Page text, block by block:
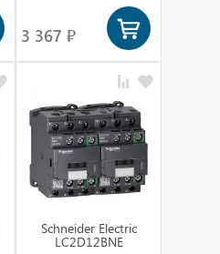
3 367 ₽
Schneider Electric
LC2D12BNE